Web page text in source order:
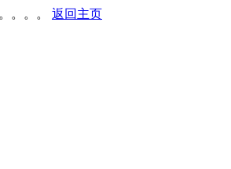
。。。 返回主页